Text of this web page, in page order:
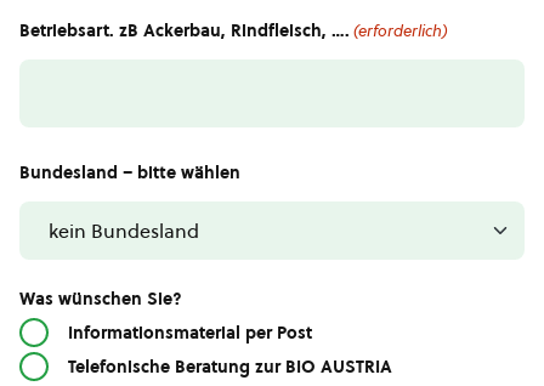
Betriebsart. zB Ackerbau, Rindfleisch, …. (erforderlich)
Bundesland – bitte wählen
Was wünschen Sie?
Informationsmaterial per Post
Telefonische Beratung zur BIO AUSTRIA